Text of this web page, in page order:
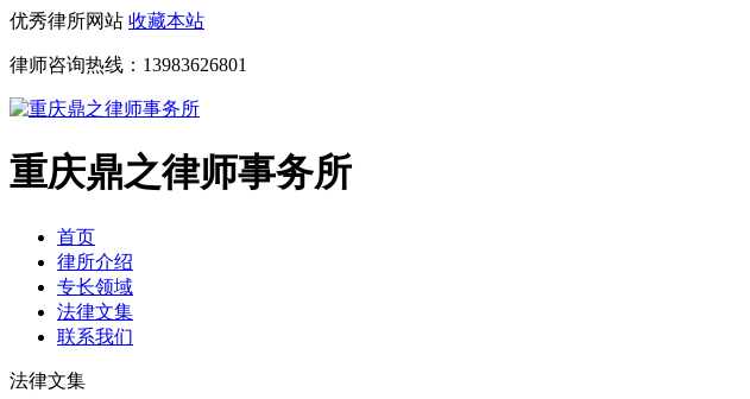
优秀律所网站 收藏本站
律师咨询热线： 13983626801
重庆鼎之律师事务所
首页
律所介绍
专长领域
法律文集
联系我们
法律文集